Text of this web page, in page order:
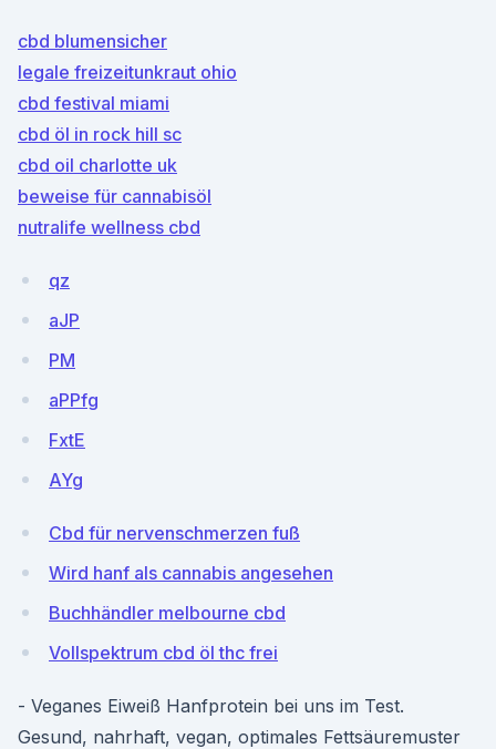
cbd blumensicher
legale freizeitunkraut ohio
cbd festival miami
cbd öl in rock hill sc
cbd oil charlotte uk
beweise für cannabisöl
nutralife wellness cbd
qz
aJP
PM
aPPfg
FxtE
AYg
Cbd für nervenschmerzen fuß
Wird hanf als cannabis angesehen
Buchhändler melbourne cbd
Vollspektrum cbd öl thc frei
- Veganes Eiweiß Hanfprotein bei uns im Test.
Gesund, nahrhaft, vegan, optimales Fettsäuremuster